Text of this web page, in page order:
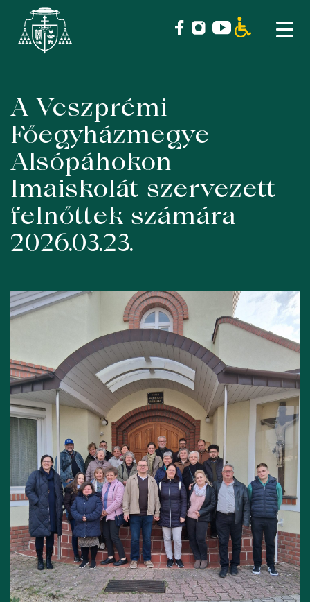
Skip
to
content
A Veszprémi
Főegyházmegye
Alsópáhokon
Imaiskolát szervezett
felnőttek számára
2026.03.23.